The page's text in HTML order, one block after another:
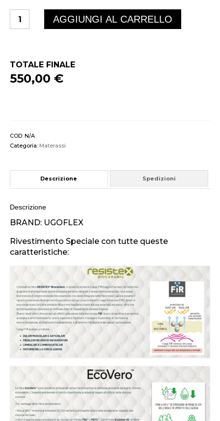
DREAM
memory
quantità
AGGIUNGI AL CARRELLO
TOTALE FINALE
550,00 €
COD: N/A
Categoria: Materassi
Descrizione Spedizioni
Descrizione
BRAND: UGOFLEX
Rivestimento Speciale con tutte queste
caratteristiche: